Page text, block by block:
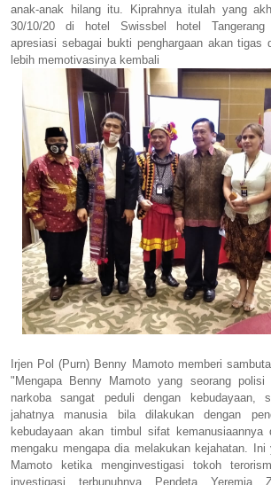
anak-anak hilang itu. Kiprahnya itulah yang
30/10/20 di hotel Swissbel hotel Tangerang
apresiasi sebagai bukti penghargaan akan tigas
lebih memotivasinya kembali
Irjen Pol (Purn) Benny Mamoto memberi
"Mengapa Benny Mamoto yang seorang polisi
narkoba sangat peduli dengan kebudayaan,
jahatnya manusia bila dilakukan dengan
kebudayaan akan timbul sifat
mengaku mengapa dia melakukan kejahatan.
Mamoto ketika menginvestigasi tokoh
investigasi terbunuhnya Pendeta Yeremia